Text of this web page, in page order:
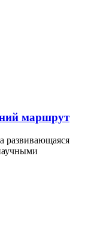
маршрут
развивающаяся